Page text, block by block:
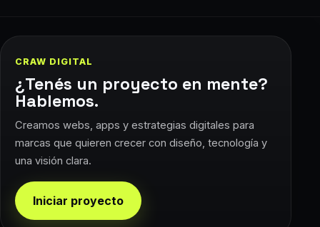
CRAW DIGITAL
¿Tenés un proyecto en mente?
Hablemos.
Creamos webs, apps y estrategias digitales para
marcas que quieren crecer con diseño, tecnología y
una visión clara.
Iniciar proyecto